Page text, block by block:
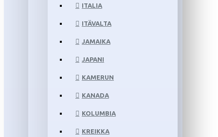
ITALIA
ITÄVALTA
JAMAIKA
JAPANI
KAMERUN
KANADA
KOLUMBIA
KREIKKA